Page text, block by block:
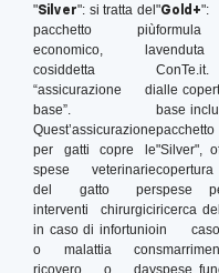
"Silver": si tratta del
pacchetto più
economico, la
cosiddetta
“assicurazione di
base”.
Quest’assicurazione
per gatti copre le
spese veterinarie
del gatto per
interventi chirurgici
in caso di infortunio
o malattia con
ricovero o day
"Gold+":
alle
base
pacchetto
"Silver",
spese
ricerca
in
spese